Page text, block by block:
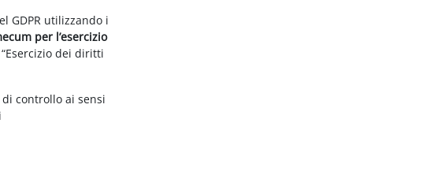
GDPR utilizzando i
per l’esercizio
dei diritti
controllo ai sensi